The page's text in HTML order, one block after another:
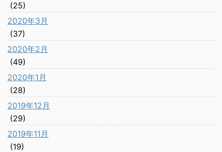
(25)
2020年3月
(37)
2020年2月
(49)
2020年1月
(28)
2019年12月
(29)
2019年11月
(19)